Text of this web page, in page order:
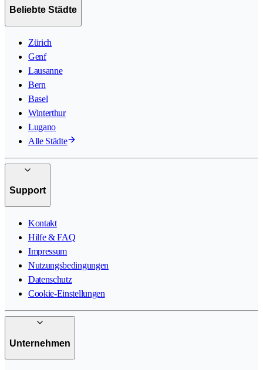
Beliebte Städte
Zürich
Genf
Lausanne
Bern
Basel
Winterthur
Lugano
Alle Städte
Support
Kontakt
Hilfe & FAQ
Impressum
Nutzungsbedingungen
Datenschutz
Cookie-Einstellungen
Unternehmen